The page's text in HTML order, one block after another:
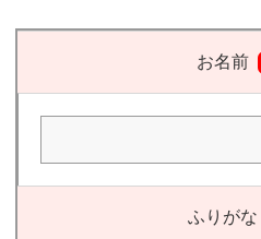
お名前
ふりがな